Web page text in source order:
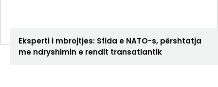
Eksperti i mbrojtjes: Sfida e NATO-s, përshtatja
me ndryshimin e rendit transatlantik